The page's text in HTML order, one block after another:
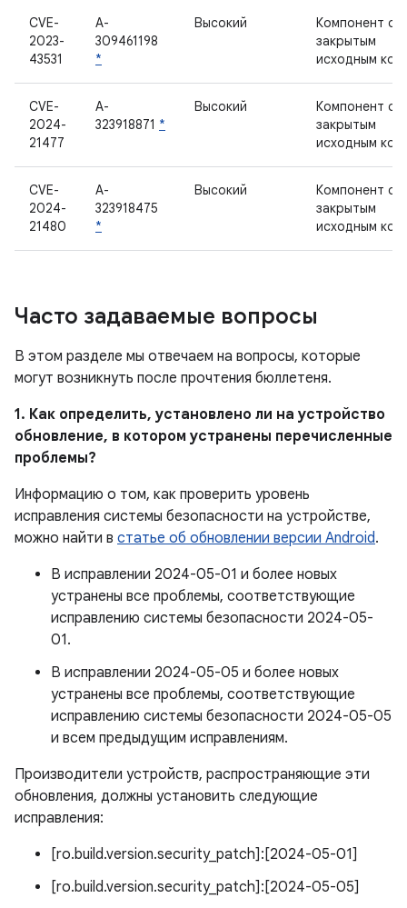
CVE-
2023-
43531
A-
309461198
*
Высокий
Компонент с
закрытым
исходным
CVE-
2024-
21477
A-
323918871 *
Высокий
Компонент с
закрытым
исходным
CVE-
2024-
21480
A-
323918475
*
Высокий
Компонент с
закрытым
исходным
Часто задаваемые вопросы
В этом разделе мы отвечаем на вопросы, которые
могут возникнуть после прочтения бюллетеня.
1. Как определить, установлено ли на устройство
обновление, в котором устранены перечисленные
проблемы?
Информацию о том, как проверить уровень
исправления системы безопасности на устройстве,
можно найти в статье об обновлении версии Android.
В исправлении 2024-05-01 и более новых
устранены все проблемы, соответствующие
исправлению системы безопасности 2024-05-
01.
В исправлении 2024-05-05 и более новых
устранены все проблемы, соответствующие
исправлению системы безопасности 2024-05-05
и всем предыдущим исправлениям.
Производители устройств, распространяющие эти
обновления, должны установить следующие
исправления:
[ro.build.version.security_patch]:[2024-05-01]
[ro.build.version.security_patch]:[2024-05-05]